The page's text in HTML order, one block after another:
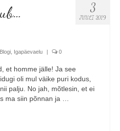
3
JUULI 2019
Blogi, Igapäevaelu 0
et homme jälle! Ja see
oli mul väike puri kodus,
palju. No jah, mõtlesin, et ei
ma siin põnnan ja …